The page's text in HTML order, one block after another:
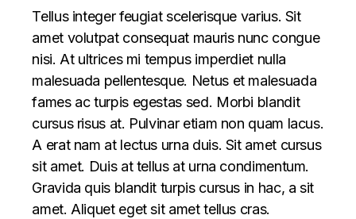
Tellus integer feugiat scelerisque varius. Sit
amet volutpat consequat mauris nunc congue
nisi. At ultrices mi tempus imperdiet nulla
malesuada pellentesque. Netus et malesuada
fames ac turpis egestas sed. Morbi blandit
cursus risus at. Pulvinar etiam non quam lacus.
A erat nam at lectus urna duis. Sit amet cursus
sit amet. Duis at tellus at urna condimentum.
Gravida quis blandit turpis cursus in hac, a sit
amet. Aliquet eget sit amet tellus cras.